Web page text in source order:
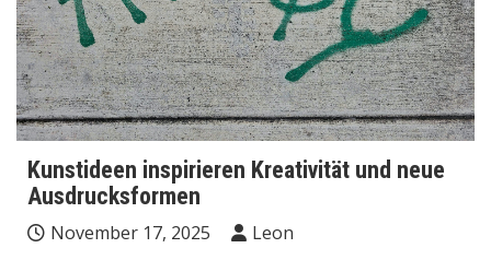
Kunstideen inspirieren Kreativität und neue
Ausdrucksformen
November 17, 2025
Leon